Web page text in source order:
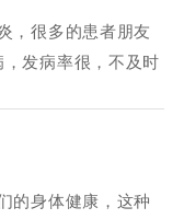
很多的患者朋友
发病率很，不及时
身体健康，这种